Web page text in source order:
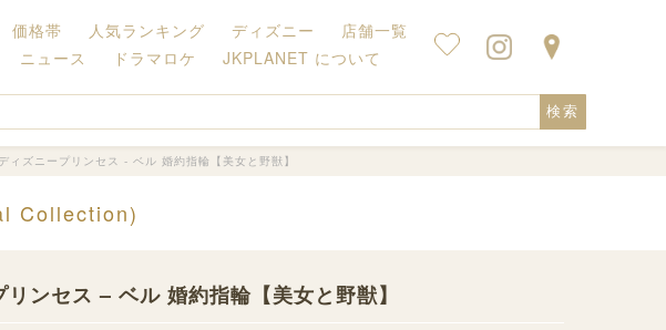
価格帯 人気ランキング ディズニー
店舗一覧
ニュース
ドラマロケ JKPLANET について
検索
ディズニープリンセス - ベル 婚約指輪【美女と野獣】
Collection)
ンセス – ベル 婚約指輪【美女と野獣】